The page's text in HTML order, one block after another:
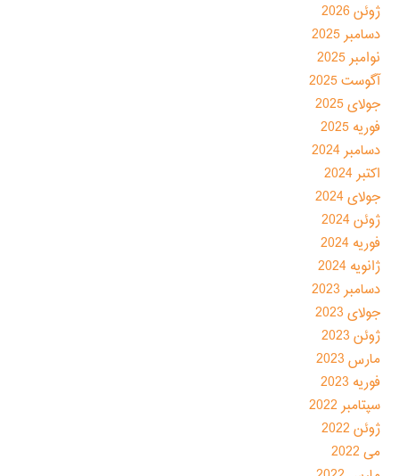
ژوئن 2026
دسامبر 2025
نوامبر 2025
آگوست 2025
جولای 2025
فوریه 2025
دسامبر 2024
اکتبر 2024
جولای 2024
ژوئن 2024
فوریه 2024
ژانویه 2024
دسامبر 2023
جولای 2023
ژوئن 2023
مارس 2023
فوریه 2023
سپتامبر 2022
ژوئن 2022
می 2022